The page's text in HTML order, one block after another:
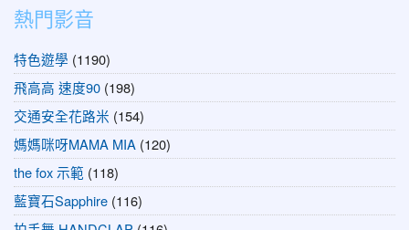
熱門影音
特色遊學 (1190)
飛高高 速度90 (198)
交通安全花路米 (154)
媽媽咪呀MAMA MIA (120)
the fox 示範 (118)
藍寶石Sapphire (116)